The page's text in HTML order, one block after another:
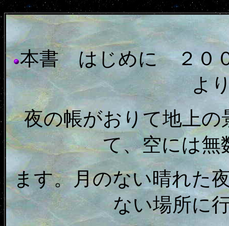
本書 はじめに ２０
よ
夜の帳がおりて地上
て、空には無
ます。月のない晴れた
ない場所に